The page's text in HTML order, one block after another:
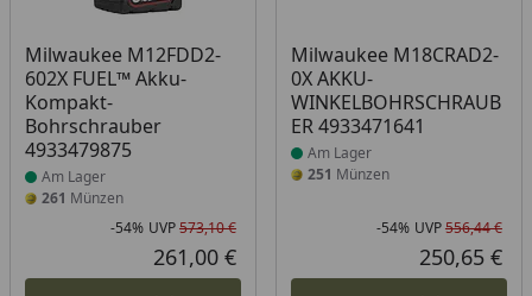
Milwaukee M12FDD2-
602X FUEL™ Akku-
Kompakt-
Bohrschrauber
4933479875
Produkt am Lager
Am Lager
261 Münzen
Rabatt in Prozent
-54%
Ursprünglicher Preis
UVP573,10 €
Aktueller Preis
261,00 €
Milwaukee M18CRAD2-
0X AKKU-
WINKELBOHRSCHRAUB
ER 4933471641
Produkt am Lager
Am Lager
251 Münzen
-54% UVP556,44 €
250,65 €